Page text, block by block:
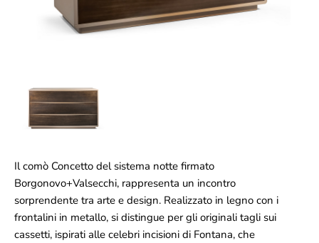
Il comò Concetto del sistema notte firmato
Borgonovo+Valsecchi, rappresenta un incontro
sorprendente tra arte e design. Realizzato in legno con i
frontalini in metallo, si distingue per gli originali tagli sui
cassetti, ispirati alle celebri incisioni di Fontana, che